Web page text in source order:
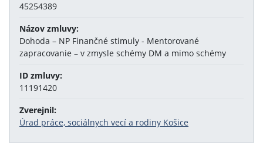
45254389
Názov zmluvy:
Dohoda – NP Finančné stimuly - Mentorované
zapracovanie – v zmysle schémy DM a mimo schémy
ID zmluvy:
11191420
Zverejnil:
Úrad práce, sociálnych vecí a rodiny Košice